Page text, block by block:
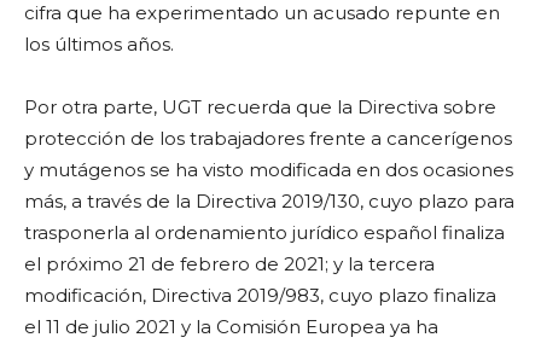
cifra que ha experimentado un acusado repunte en
los últimos años.
Por otra parte, UGT recuerda que la Directiva sobre
protección de los trabajadores frente a cancerígenos
y mutágenos se ha visto modificada en dos ocasiones
más, a través de la Directiva 2019/130, cuyo plazo para
trasponerla al ordenamiento jurídico español finaliza
el próximo 21 de febrero de 2021; y la tercera
modificación, Directiva 2019/983, cuyo plazo finaliza
el 11 de julio 2021 y la Comisión Europea ya ha